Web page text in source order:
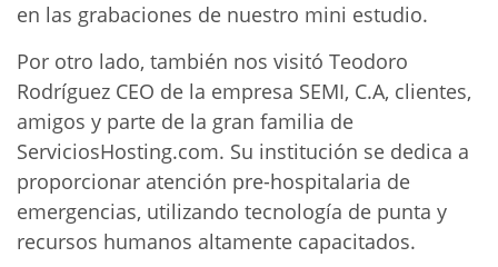
en las grabaciones de nuestro mini estudio.
Por otro lado, también nos visitó Teodoro
Rodríguez CEO de la empresa SEMI, C.A, clientes,
amigos y parte de la gran familia de
ServiciosHosting.com. Su institución se dedica a
proporcionar atención pre-hospitalaria de
emergencias, utilizando tecnología de punta y
recursos humanos altamente capacitados.